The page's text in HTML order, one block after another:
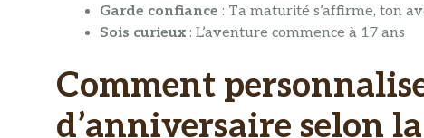
Garde confiance : Ta maturité s’affirme, ton
Sois curieux : L’aventure commence à 17 ans
Comment
d’anniversaire selon